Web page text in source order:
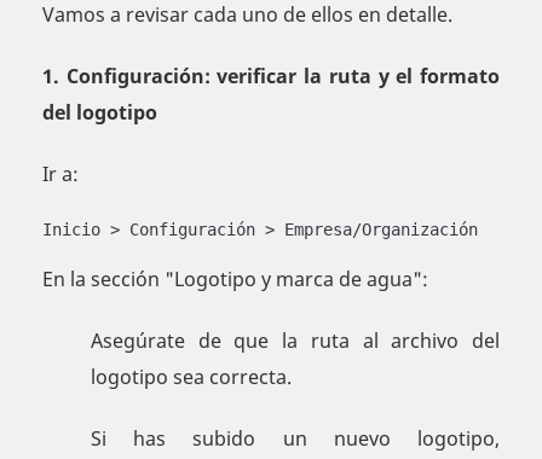
Vamos a revisar cada uno de ellos en detalle.
1. Configuración: verificar la ruta y el formato
del logotipo
Ir a:
Inicio > Configuración > Empresa/Organización
En la sección "Logotipo y marca de agua":
Asegúrate de que la ruta al archivo del
logotipo sea correcta.
Si has subido un nuevo logotipo,